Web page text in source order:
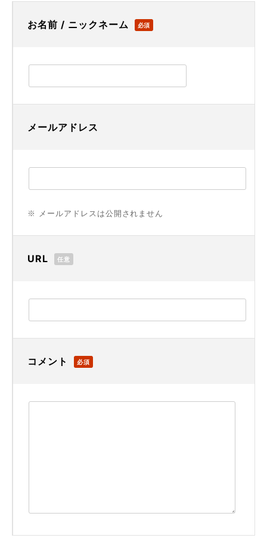
お名前 / ニックネーム 必須
メールアドレス
※ メールアドレスは公開されません
URL 任意
コメント 必須